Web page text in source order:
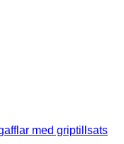
med griptillsats